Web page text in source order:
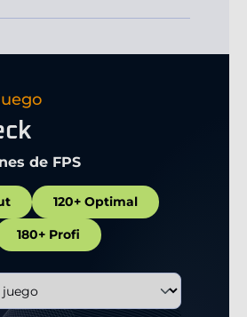
de FPS
120+ Optimal
180+ Profi